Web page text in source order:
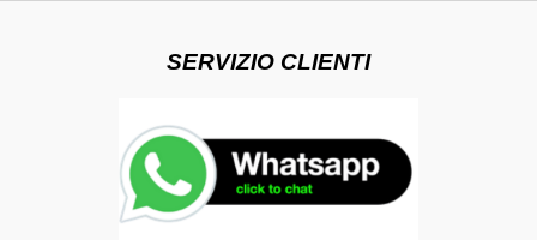
SERVIZIO CLIENTI